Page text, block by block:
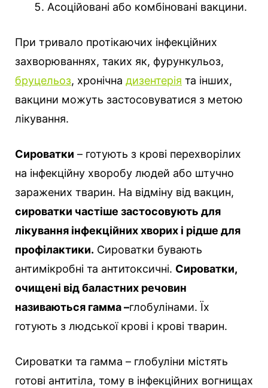
Асоційовані або комбіновані вакцини.
При тривало протікаючих інфекційних
захворюваннях, таких як, фурункульоз,
бруцельоз, хронічна дизентерія та інших,
вакцини можуть застосовуватися з метою
лікування.
Сироватки – готують з крові перехворілих
на інфекційну хворобу людей або штучно
заражених тварин. На відміну від вакцин,
сироватки частіше застосовують для
лікування інфекційних хворих і рідше для
профілактики. Сироватки бувають
антимікробні та антитоксичні. Сироватки,
очищені від баластних речовин
називаються гамма –глобулінами. Їх
готують з людської крові і крові тварин.
Сироватки та гамма – глобуліни містять
готові антитіла, тому в інфекційних вогнищах